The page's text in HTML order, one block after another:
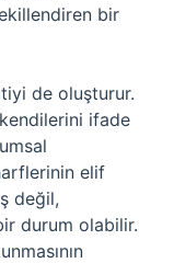
bir
de oluşturur.
ifade
elif
değil,
durum olabilir.